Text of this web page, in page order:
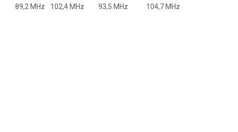
89,2 MHz
102,4 MHz 93,5 MHz 104,7 MHz